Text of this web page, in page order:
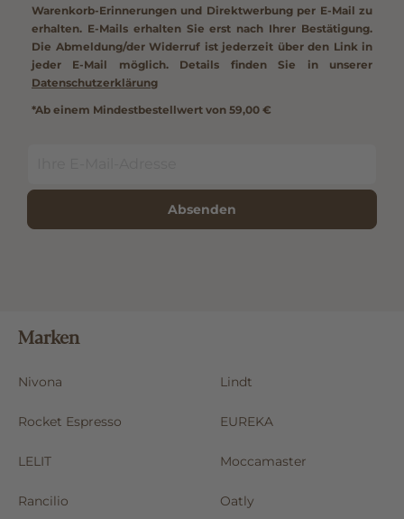
Warenkorb-Erinnerungen und Direktwerbung per E-Mail zu
erhalten. E-Mails erhalten Sie erst nach Ihrer Bestätigung.
Die Abmeldung/der Widerruf ist jederzeit über den Link in
jeder E-Mail möglich. Details finden Sie in unserer
Datenschutzerklärung
*Ab einem Mindestbestellwert von 59,00 €
Absenden
Marken
Nivona Lindt
Rocket Espresso EUREKA
LELIT Moccamaster
Rancilio Oatly